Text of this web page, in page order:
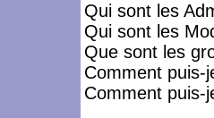
Qui sont les
Qui sont les
Que sont les
Comment puis-
Comment puis-